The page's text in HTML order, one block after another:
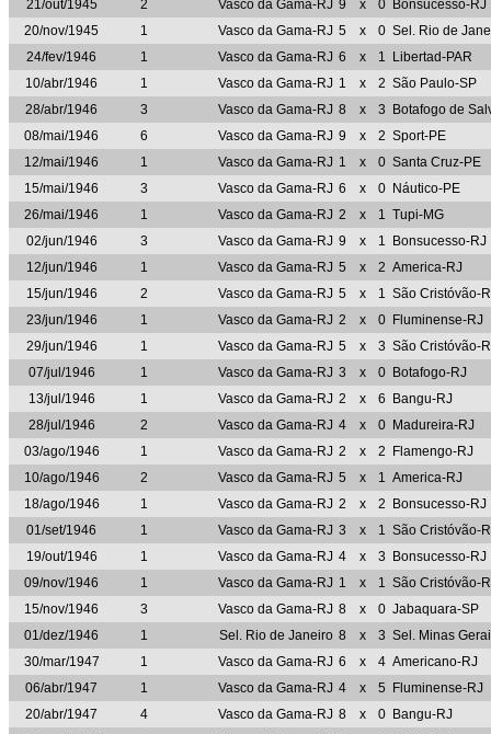
21/out/1945 2 Vasco da Gama-RJ 9 x 0 Bonsucesso-RJ
20/nov/1945
1 Vasco da Gama-RJ 5 x 0 Sel. Rio de
24/fev/1946
1 Vasco da Gama-RJ 6 x 1
Libertad-PAR
10/abr/1946
1 Vasco da Gama-RJ 1 x 2 São Paulo-SP
28/abr/1946
3 Vasco da Gama-RJ 8 x 3
Botafogo de
08/mai/1946
6 Vasco da Gama-RJ 9 x 2 Sport-PE
12/mai/1946
1 Vasco da Gama-RJ 1 x 0 Santa Cruz-PE
15/mai/1946
3 Vasco da Gama-RJ 6 x 0 Náutico-PE
26/mai/1946
1 Vasco da Gama-RJ 2 x 1 Tupi-MG
02/jun/1946
3 Vasco da Gama-RJ 9 x 1
Bonsucesso-RJ
12/jun/1946
1 Vasco da Gama-RJ 5 x 2 America-RJ
15/jun/1946
2 Vasco da Gama-RJ 5 x 1 São Cristóvão-
23/jun/1946
1 Vasco da Gama-RJ 2 x 0 Fluminense-RJ
29/jun/1946
1 Vasco da Gama-RJ 5 x 3 São Cristóvão-
07/jul/1946
1 Vasco da Gama-RJ 3 x 0 Botafogo-RJ
13/jul/1946
1 Vasco da Gama-RJ 2 x 6
Bangu-RJ
28/jul/1946
2 Vasco da Gama-RJ 4 x 0 Madureira-RJ
03/ago/1946
1 Vasco da Gama-RJ 2 x 2
Flamengo-RJ
10/ago/1946
2 Vasco da Gama-RJ 5 x 1 America-RJ
18/ago/1946
1 Vasco da Gama-RJ 2 x 2
Bonsucesso-RJ
01/set/1946
1 Vasco da Gama-RJ 3 x 1 São Cristóvão-
19/out/1946
1 Vasco da Gama-RJ 4 x 3
Bonsucesso-RJ
09/nov/1946
1 Vasco da Gama-RJ 1 x 1 São Cristóvão-
15/nov/1946
3 Vasco da Gama-RJ 8 x 0 Jabaquara-SP
01/dez/1946
1 Sel. Rio de Janeiro 8 x 3 Sel. Minas
30/mar/1947
1 Vasco da Gama-RJ 6 x 4 Americano-RJ
06/abr/1947
1 Vasco da Gama-RJ 4 x 5
Fluminense-RJ
20/abr/1947
4 Vasco da Gama-RJ 8 x 0 Bangu-RJ